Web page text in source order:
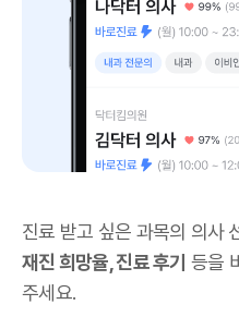
진료 받고 싶은 과목의 의사
재진 희망율, 진료 후기 등을
주세요.